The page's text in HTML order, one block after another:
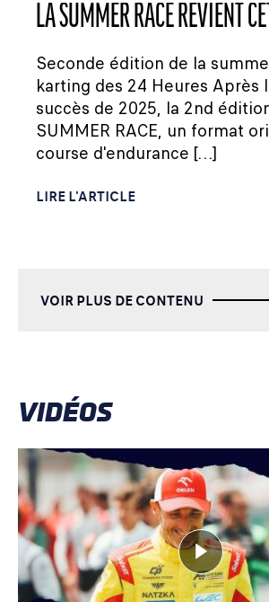
LA SUMMER RACE REVIENT
Seconde édition de la
karting des 24 Heures Après
succès de 2025, la 2nd
SUMMER RACE, un format
course d'endurance […]
LIRE L'ARTICLE
VOIR PLUS DE CONTENU
VIDÉOS